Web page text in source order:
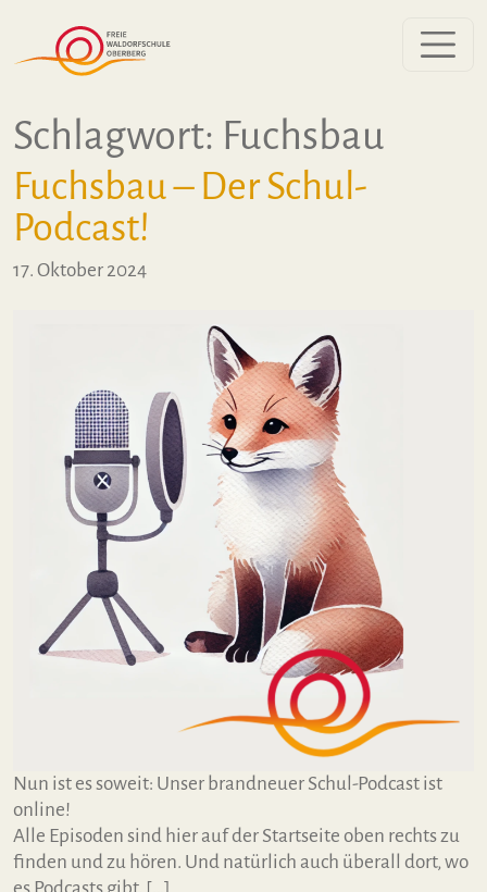
Schlagwort: Fuchsbau
Fuchsbau – Der Schul-
Podcast!
17. Oktober 2024
Nun ist es soweit: Unser brandneuer Schul-Podcast ist
online!
Alle Episoden sind hier auf der Startseite oben rechts zu
finden und zu hören. Und natürlich auch überall dort, wo